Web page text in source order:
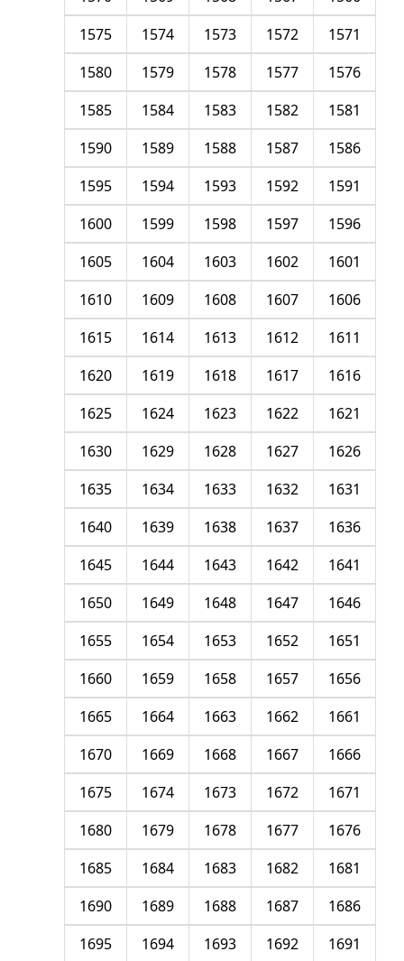
1571
1572
1573
1574
1575
1576
1577
1578
1579
1580
1581
1582
1583
1584
1585
1586
1587
1588
1589
1590
1591
1592
1593
1594
1595
1596
1597
1598
1599
1600
1601
1602
1603
1604
1605
1606
1607
1608
1609
1610
1611
1612
1613
1614
1615
1616
1617
1618
1619
1620
1621
1622
1623
1624
1625
1626
1627
1628
1629
1630
1631
1632
1633
1634
1635
1636
1637
1638
1639
1640
1641
1642
1643
1644
1645
1646
1647
1648
1649
1650
1651
1652
1653
1654
1655
1656
1657
1658
1659
1660
1661
1662
1663
1664
1665
1666
1667
1668
1669
1670
1671
1672
1673
1674
1675
1676
1677
1678
1679
1680
1681
1682
1683
1684
1685
1686
1687
1688
1689
1690
1691
1692
1693
1694
1695